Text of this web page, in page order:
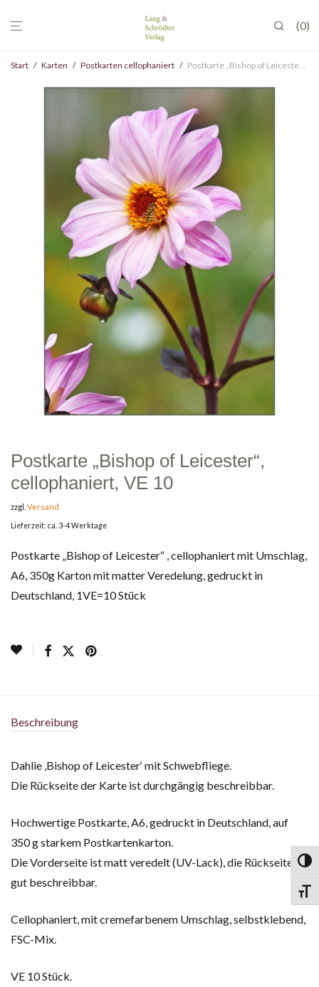
0
Start / Karten / Postkarten cellophaniert / Postkarte „Bishop of Leicester“, cellophaniert, VE 10
Postkarte „Bishop of Leicester“,
cellophaniert, VE 10
zzgl. Versand
Lieferzeit: ca. 3-4 Werktage
Postkarte „Bishop of Leicester“ , cellophaniert mit Umschlag,
A6, 350g Karton mit matter Veredelung, gedruckt in
Deutschland, 1VE=10 Stück
Beschreibung
Dahlie ‚Bishop of Leicester‘ mit Schwebfliege.
Die Rückseite der Karte ist durchgängig beschreibbar.
Hochwertige Postkarte, A6, gedruckt in Deutschland, auf
350 g starkem Postkartenkarton.
Die Vorderseite ist matt veredelt (UV-Lack), die Rückseite
gut beschreibbar.
Cellophaniert, mit cremefarbenem Umschlag, selbstklebend,
FSC-Mix.
VE 10 Stück.